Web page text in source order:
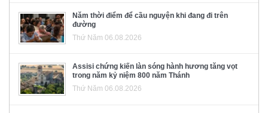
Năm thời điểm để cầu nguyện khi đang đi trên
đường
Thứ Năm 06.08.2026
Assisi chứng kiến làn sóng hành hương tăng vọt
trong năm kỷ niệm 800 năm Thánh
Thứ Năm 06.08.2026